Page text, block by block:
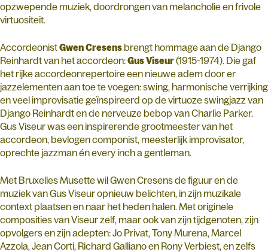
opzwepende muziek, doordrongen van melancholie en frivole
virtuositeit.
AccordeonistGwen Cresens brengt hommage aan de Django
Reinhardt van het accordeon:Gus Viseur(1915-1974). Die gaf
het rijke accordeonrepertoire een nieuwe adem door er
jazzelementen aan toe te voegen: swing, harmonische verrijking
en veel improvisatie geïnspireerd op de virtuoze swingjazz van
Django Reinhardt en de nerveuze bebop van Charlie Parker.
Gus Viseur was een inspirerende grootmeester van het
accordeon, bevlogen componist, meesterlijk improvisator,
oprechte jazzman én every inch a gentleman.
Met Bruxelles Musette wil Gwen Cresens de figuur en de
muziek van Gus Viseur opnieuw belichten, in zijn muzikale
context plaatsen en naar het heden halen. Met originele
composities van Viseur zelf, maar ook van zijn tijdgenoten, zijn
opvolgers en zijn adepten: Jo Privat, Tony Murena, Marcel
Azzola, Jean Corti, Richard Galliano en Rony Verbiest, en zelfs